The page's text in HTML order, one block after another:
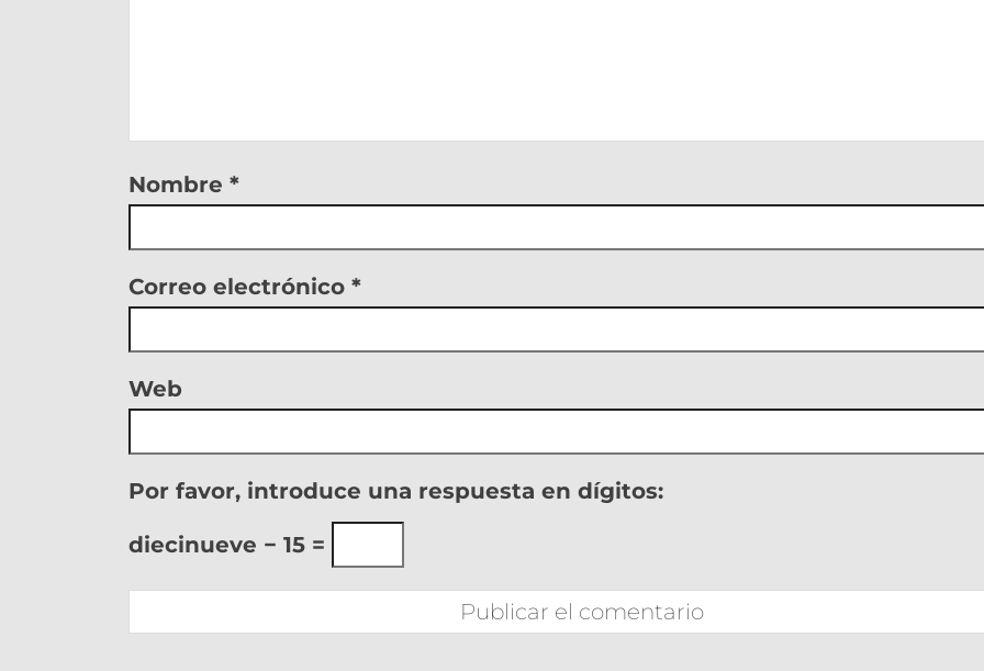
Nombre *
Correo electrónico *
Web
Por favor, introduce una respuesta en dígitos:
diecinueve − 15 =